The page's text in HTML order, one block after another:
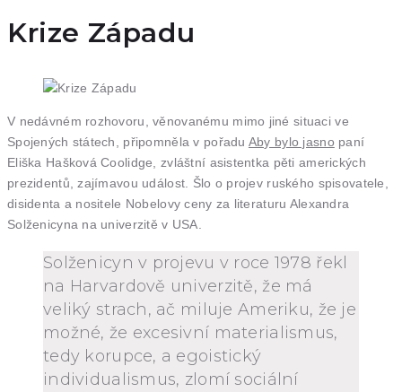
Krize Západu
V nedávném rozhovoru, věnovanému mimo jiné situaci ve
Spojených státech, připomněla v pořadu Aby bylo jasno paní
Eliška Hašková Coolidge, zvláštní asistentka pěti amerických
prezidentů, zajímavou událost. Šlo o projev ruského spisovatele,
disidenta a nositele Nobelovy ceny za literaturu Alexandra
Solženicyna na univerzitě v USA.
Solženicyn v projevu v roce 1978 řekl
na Harvardově univerzitě, že má
veliký strach, ač miluje Ameriku, že je
možné, že excesivní materialismus,
tedy korupce, a egoistický
individualismus, zlomí sociální